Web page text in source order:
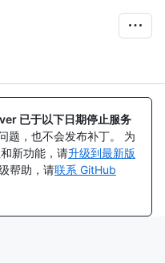
已于以下日期停止服务
题，也不会发布补丁。 为
新功能，请升级到最新版
帮助，请联系 GitHub